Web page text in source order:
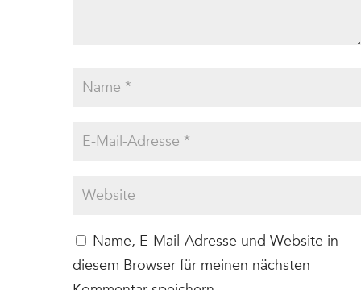
Name, E-Mail-Adresse und Website in
diesem Browser für meinen nächsten